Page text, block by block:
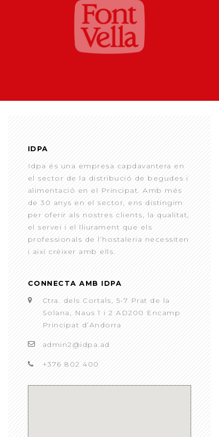
IDPA
Idpa és una empresa capdavantera en
el sector de la distribució de begudes i
alimentació en el Principat. Amb més
de 30 anys en el sector, ens distingim
per oferir als nostres clients, la qualitat,
el servei i el lliurament que els
professionals de l’hostaleria necessiten
i així créixer amb ells.
CONNECTA AMB IDPA
Ctra. dels Cortals, 5-7 Prat de la
Solana, Naus 1 i 2 AD200 Encamp
Principat d’Andorra
admin2@idpa.ad
+376 802 400